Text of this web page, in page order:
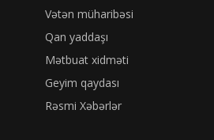
Vətən müharibəsi
Qan yaddaşı
Mətbuat xidməti
Geyim qaydası
Rəsmi Xəbərlər